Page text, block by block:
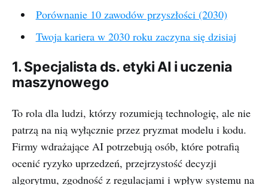
Porównanie 10 zawodów przyszłości (2030)
Twoja kariera w 2030 roku zaczyna się dzisiaj
1. Specjalista ds. etyki AI i uczenia
maszynowego
To rola dla ludzi, którzy rozumieją technologię, ale nie
patrzą na nią wyłącznie przez pryzmat modelu i kodu.
Firmy wdrażające AI potrzebują osób, które potrafią
ocenić ryzyko uprzedzeń, przejrzystość decyzji
algorytmu, zgodność z regulacjami i wpływ systemu na